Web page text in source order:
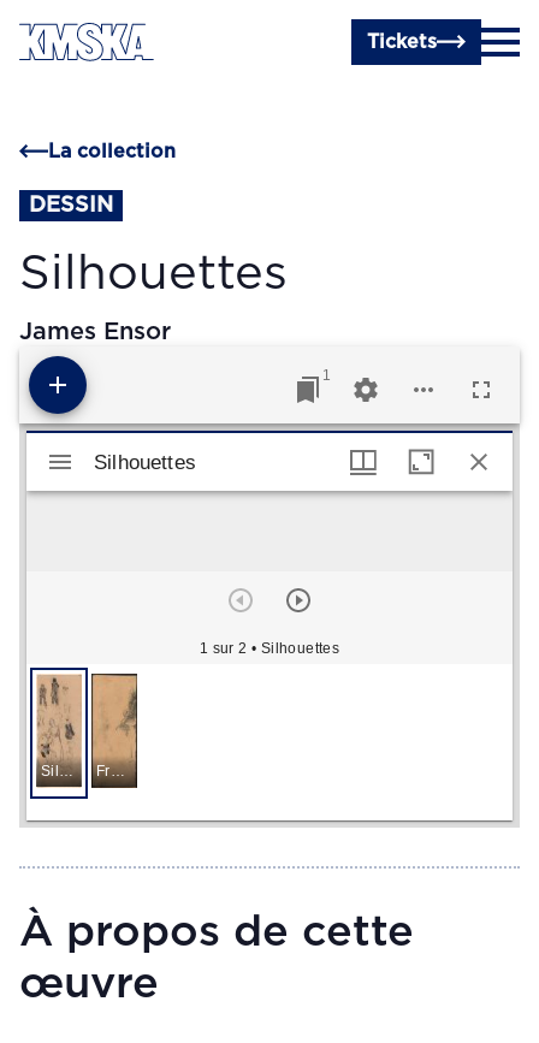
Passer au contenu principal
Tickets
La collection
DESSIN
Silhouettes
James Ensor
1
Visualiseur Mirador
Silhouettes
1 sur 2 • Silhouettes
Silhouettes Fragment of a Woman's Torso
Silhouettes
À propos de cette
œuvre